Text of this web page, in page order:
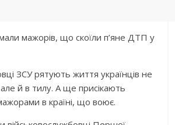
мажорів, що скоїли п’яне ДТП у
ЗСУ рятують життя українців не
й в тилу. А ще присікають
в країні, що воює.